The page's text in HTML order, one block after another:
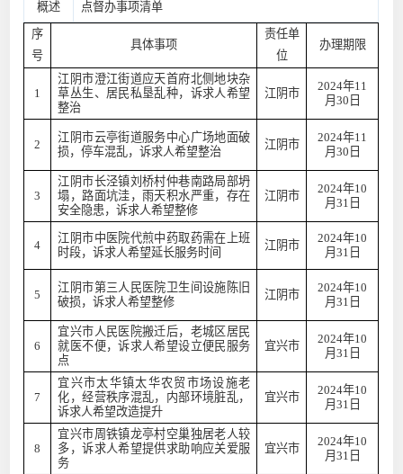
概述
点督办事项清单
序
号
具体事项
责任单
位
办理期限
1
江阴市澄江街道应天首府北侧地块杂
草丛生、居民私垦乱种，诉求人希望
整治
江阴市
2024年11
月30日
2
江阴市云亭街道服务中心广场地面破
损，停车混乱，诉求人希望整治
江阴市
2024年11
月30日
3
江阴市长泾镇刘桥村仲巷南路局部坍
塌，路面坑洼，雨天积水严重，存在
安全隐患，诉求人希望整修
江阴市
2024年10
月31日
4
江阴市中医院代煎中药取药需在上班
时段，诉求人希望延长服务时间
江阴市
2024年10
月31日
5
江阴市第三人民医院卫生间设施陈旧
破损，诉求人希望整修
江阴市
2024年10
月31日
6
宜兴市人民医院搬迁后，老城区居民
就医不便，诉求人希望设立便民服务
点
宜兴市
2024年10
月31日
7
宜兴市太华镇太华农贸市场设施老
化，经营秩序混乱，内部环境脏乱，
诉求人希望改造提升
宜兴市
2024年10
月31日
8
宜兴市周铁镇龙亭村空巢独居老人较
多，诉求人希望提供求助响应关爱服
务
宜兴市
2024年10
月31日